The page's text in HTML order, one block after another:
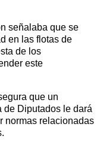
señalaba que se
en las flotas de
de los
este
que un
de Diputados le dará
normas relacionadas